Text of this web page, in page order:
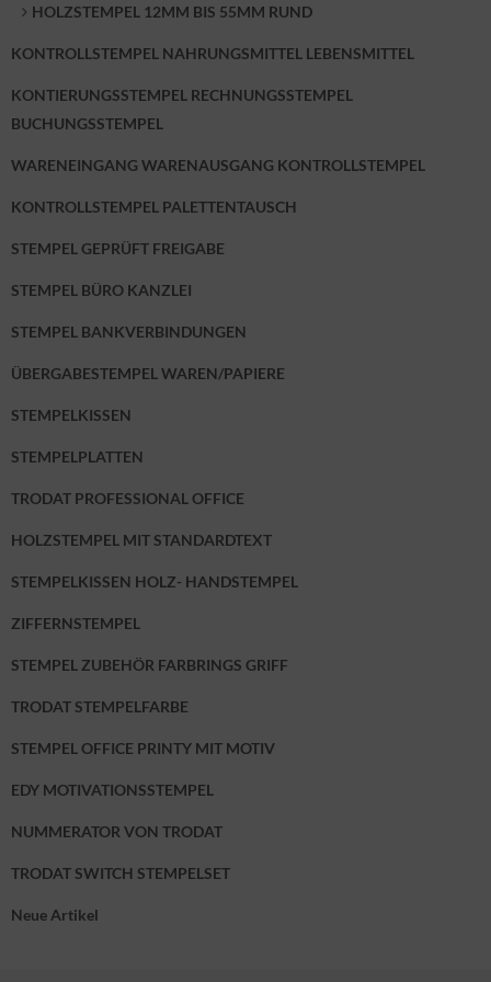
HOLZSTEMPEL 12MM BIS 55MM RUND
KONTROLLSTEMPEL NAHRUNGSMITTEL LEBENSMITTEL
KONTIERUNGSSTEMPEL RECHNUNGSSTEMPEL
BUCHUNGSSTEMPEL
WARENEINGANG WARENAUSGANG KONTROLLSTEMPEL
KONTROLLSTEMPEL PALETTENTAUSCH
STEMPEL GEPRÜFT FREIGABE
STEMPEL BÜRO KANZLEI
STEMPEL BANKVERBINDUNGEN
ÜBERGABESTEMPEL WAREN/PAPIERE
STEMPELKISSEN
STEMPELPLATTEN
TRODAT PROFESSIONAL OFFICE
HOLZSTEMPEL MIT STANDARDTEXT
STEMPELKISSEN HOLZ- HANDSTEMPEL
ZIFFERNSTEMPEL
STEMPEL ZUBEHÖR FARBRINGS GRIFF
TRODAT STEMPELFARBE
STEMPEL OFFICE PRINTY MIT MOTIV
EDY MOTIVATIONSSTEMPEL
NUMMERATOR VON TRODAT
TRODAT SWITCH STEMPELSET
Neue Artikel